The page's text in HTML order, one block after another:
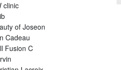
clinic
of Joseon
Cadeau
Fusion C